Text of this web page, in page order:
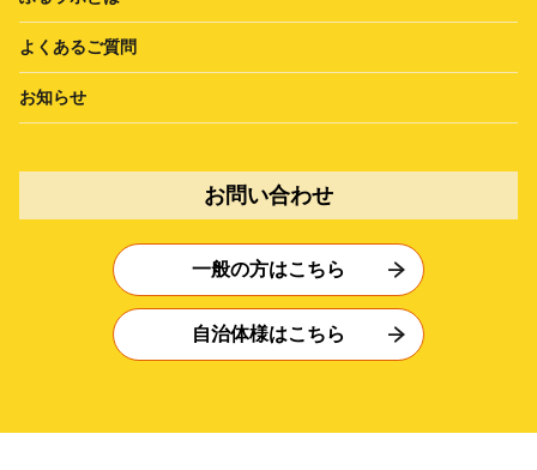
よくあるご質問
お知らせ
お問い合わせ
一般の方はこちら
自治体様はこちら